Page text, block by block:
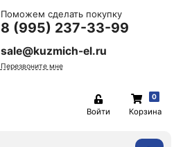
Поможем сделать покупку
8 (995) 237-33-99
sale@kuzmich-el.ru
Перезвоните мне
Войти
0
Корзина